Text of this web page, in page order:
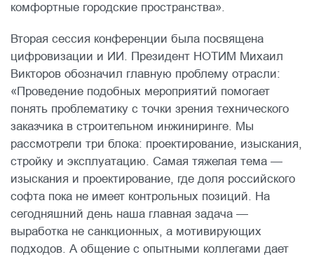
комфортные городские пространства».
Вторая сессия конференции была посвящена
цифровизации и ИИ. Президент НОТИМ Михаил
Викторов обозначил главную проблему отрасли:
«Проведение подобных мероприятий помогает
понять проблематику с точки зрения технического
заказчика в строительном инжиниринге. Мы
рассмотрели три блока: проектирование, изыскания,
стройку и эксплуатацию. Самая тяжелая тема —
изыскания и проектирование, где доля российского
софта пока не имеет контрольных позиций. На
сегодняшний день наша главная задача —
выработка не санкционных, а мотивирующих
подходов. А общение с опытными коллегами дает